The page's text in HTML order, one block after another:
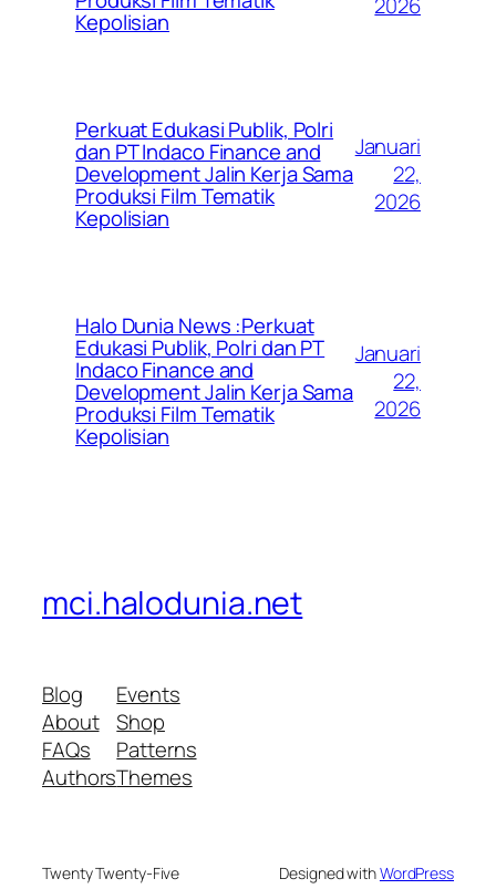
Kepolisian
Perkuat Edukasi Publik, Polri
dan PT Indaco Finance and
Development Jalin Kerja Sama
Produksi Film Tematik
Kepolisian
Januari
22,
2026
Halo Dunia News :Perkuat
Edukasi Publik, Polri dan PT
Indaco Finance and
Development Jalin Kerja Sama
Produksi Film Tematik
Kepolisian
Januari
22,
2026
mci.halodunia.net
Blog
About
FAQs
Authors
Events
Shop
Patterns
Themes
Twenty Twenty-Five Designed withWordPress